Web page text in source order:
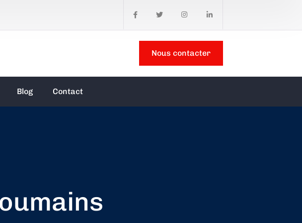
Nous contacter
Blog Contact